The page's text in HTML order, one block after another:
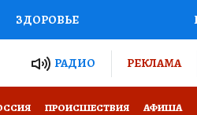
ЗДОРОВЬЕ
РОССИИРАДИО РЕКЛАМА
ПРОИСШЕСТВИЯ АФИША